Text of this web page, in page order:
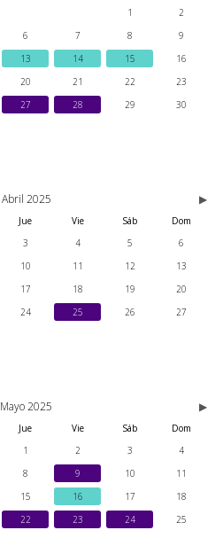
1
2
6 7 8
9
13 14 15
16
20 21 22
23
27 28 29
30
Abril 2025
Jue Vie Sáb
Dom
3 4 5
6
10 11 12
13
17 18 19
20
24 25 26
27
Mayo 2025
Jue Vie Sáb
Dom
1
2 3
4
8 9 10
11
15 16 17
18
22 23 24
25